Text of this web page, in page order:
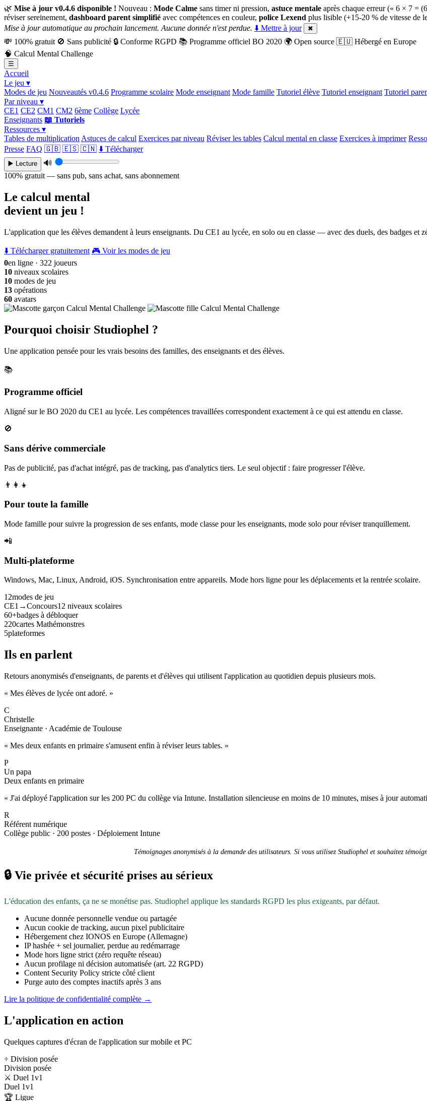
🌿 Mise à jour v0.4.6 disponible ! Nouveau : Mode Calme sans timer ni pression, astuce mentale après chaque erreur (« 6 × 7 =
réviser sereinement, dashboard parent simplifié avec compétences en couleur, police Lexend plus lisible (+15-20 % de vitesse de
Mise à jour automatique au prochain lancement. Aucune donnée n'est perdue. ⬇️ Mettre à jour ✖
💸 100% gratuit 🚫 Sans publicité 🔒 Conforme RGPD 📚 Programme officiel BO 2020 🌍 Open source 🇪🇺 Hébergé en Europe
🧠 Calcul Mental Challenge
☰
Accueil
Le jeu ▾
Modes de jeu Nouveautés v0.4.6 Programme scolaire Mode enseignant Mode famille Tutoriel élève Tutoriel enseignant Tutoriel
Par niveau ▾
CE1 CE2 CM1 CM2 6ème Collège Lycée
Enseignants 📖 Tutoriels
Ressources ▾
Tables de multiplication Astuces de calcul Exercices par niveau Réviser les tables Calcul mental en classe Exercices à imprimer
Presse FAQ 🇬🇧 🇪🇸 🇨🇳 ⬇️ Télécharger
▶️ Lecture
🔊
100% gratuit — sans pub, sans achat, sans abonnement
Le calcul mental
devient un jeu !
L'application que les élèves demandent à leurs enseignants. Du CE1 au lycée, en solo ou en classe — avec des duels, des badges et
⬇️ Télécharger gratuitement 🎮 Voir les modes de jeu
0en ligne · 322 joueurs
10 niveaux scolaires
10 modes de jeu
13 opérations
60 avatars
Pourquoi choisir Studiophel ?
Une application pensée pour les vrais besoins des familles, des enseignants et des élèves.
📚
Programme officiel
Aligné sur le BO 2020 du CE1 au lycée. Les compétences travaillées correspondent exactement à ce qui est attendu en classe.
🚫
Sans dérive commerciale
Pas de publicité, pas d'achat intégré, pas de tracking, pas d'analytics tiers. Le seul objectif : faire progresser l'élève.
👨‍👩‍👧
Pour toute la famille
Mode famille pour suivre la progression de ses enfants, mode classe pour les enseignants, mode solo pour réviser tranquillement.
📲
Multi-plateforme
Windows, Mac, Linux, Android, iOS. Synchronisation entre appareils. Mode hors ligne pour les déplacements et la rentrée scolaire.
12modes de jeu
CE1→Concours12 niveaux scolaires
60+badges à débloquer
220cartes Mathémonstres
5plateformes
Ils en parlent
Retours anonymisés d'enseignants, de parents et d'élèves qui utilisent l'application au quotidien depuis plusieurs mois.
« Mes élèves de lycée ont adoré. »
C
Christelle
Enseignante · Académie de Toulouse
« Mes deux enfants en primaire s'amusent enfin à réviser leurs tables. »
P
Un papa
Deux enfants en primaire
« J'ai déployé l'application sur les 200 PC du collège via Intune. Installation silencieuse en moins de 10 minutes, mises à jour
R
Référent numérique
Collège public · 200 postes · Déploiement Intune
Témoignages anonymisés à la demande des utilisateurs. Si vous utilisez Studiophel et souhaitez
🔒 Vie privée et sécurité prises au sérieux
L'éducation des enfants, ça ne se monétise pas. Studiophel applique les standards RGPD les plus exigeants, par défaut.
Aucune donnée personnelle vendue ou partagée
Aucun cookie de tracking, aucun pixel publicitaire
Hébergement chez IONOS en Europe (Allemagne)
IP hashée + sel journalier, perdue au redémarrage
Mode hors ligne strict (zéro requête réseau)
Aucun profilage ni décision automatisée (art. 22 RGPD)
Content Security Policy stricte côté client
Purge auto des comptes inactifs après 3 ans
Lire la politique de confidentialité complète →
L'application en action
Quelques captures d'écran de l'application sur mobile et PC
÷ Division posée
Division posée
⚔️ Duel 1v1
Duel 1v1
🏆 Ligue